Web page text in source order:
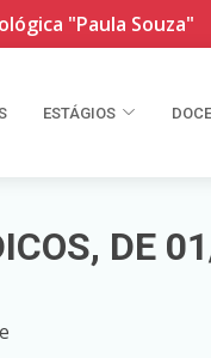
"Paula Souza"
ESTÁGIOS
DE